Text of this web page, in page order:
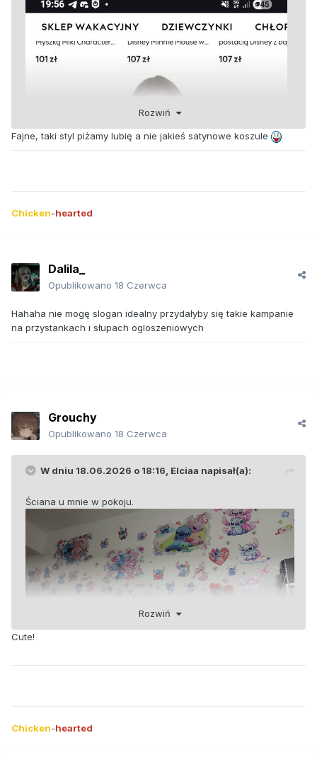
Rozwiń
Fajne, taki styl piżamy lubię a nie jakieś satynowe koszule
Chicken-hearted
Dalila_
Opublikowano 18 Czerwca
Hahaha nie mogę slogan idealny przydałyby się takie kampanie
na przystankach i słupach ogloszeniowych
Grouchy
Opublikowano 18 Czerwca
W dniu 18.06.2026 o 18:16, Elciaa napisał(a):
Ściana u mnie w pokoju.
Rozwiń
Cute!
Chicken-hearted